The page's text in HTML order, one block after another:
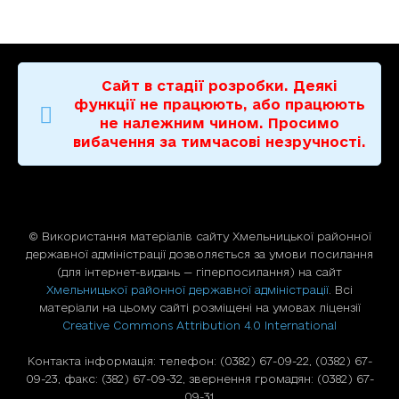
Сайт в стадії розробки. Деякі
функції не працюють, або працюють
не належним чином. Просимо
вибачення за тимчасові незручності.
© Використання матерiалiв сайту Хмельницької районної
державної адміністрації дозволяється за умови посилання
(для iнтернет-видань — гiперпосилання) на сайт
Хмельницької районної державної адміністрації . Всі
матеріали на цьому сайті розміщені на умовах ліцензії
Creative Commons Attribution 4.0 International
Контакта інформація: телефон: (0382) 67-09-22, (0382) 67-
09-23, факс: (382) 67-09-32, звернення громадян: (0382) 67-
09-31